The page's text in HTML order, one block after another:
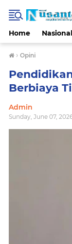
Home Nasional
› Opini
Berbiaya
Admin
Sunday, June 07,